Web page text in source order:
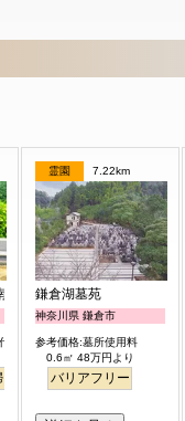
苑
含）
永代供養 樹木葬 公園墓地
霊園 7.22km
鎌倉湖墓苑
神奈川県 鎌倉市
参考価格:墓所使用料
0.6㎡ 48万円より
バリアフリー